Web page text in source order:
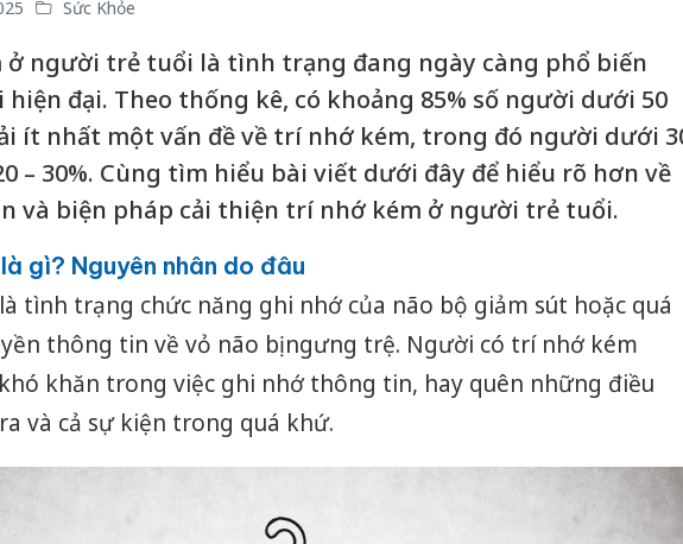
Sức Khỏe
ở người trẻ tuổi là tình trạng đang ngày càng phổ biến
đại. Theo thống kê, có khoảng 85% số người dưới 50
ít nhất một vấn đề về trí nhớ kém, trong đó người dưới
– 30%. Cùng tìm hiểu bài viết dưới đây để hiểu rõ hơn về
và biện pháp cải thiện trí nhớ kém ở người trẻ tuổi.
gì? Nguyên nhân do đâu
tình trạng chức năng ghi nhớ của não bộ giảm sút hoặc quá
thông tin về vỏ não bị ngưng trệ. Người có trí nhớ kém
khăn trong việc ghi nhớ thông tin, hay quên những điều
và cả sự kiện trong quá khứ.